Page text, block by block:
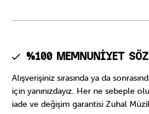
%100 Memnuniyet
Alışverişiniz sırasında ya da
için yanınızdayız. Her ne sebeple
iade ve değişim garantisi Zuhal